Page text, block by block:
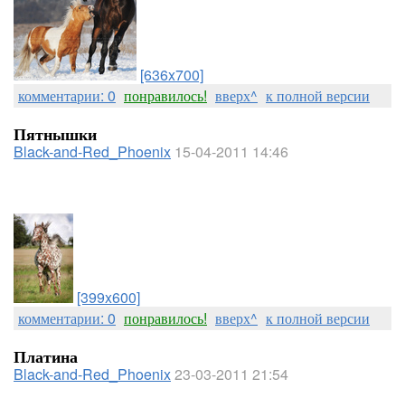
[636x700]
комментарии: 0 понравилось! вверх^ к полной версии
Пятнышки
Black-and-Red_Phoenix 15-04-2011 14:46
[399x600]
комментарии: 0 понравилось! вверх^ к полной версии
Платина
Black-and-Red_Phoenix23-03-2011 21:54